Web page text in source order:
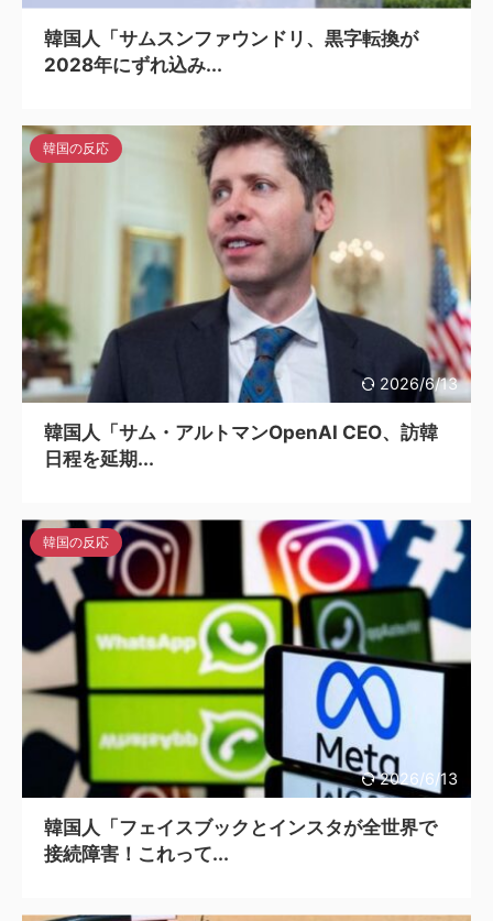
韓国人「サムスンファウンドリ、黒字転換が
2028年にずれ込み...
2026/6/13
韓国の反応
韓国人「サム・アルトマンOpenAI CEO、訪韓
日程を延期...
2026/6/13
韓国の反応
韓国人「フェイスブックとインスタが全世界で
接続障害！これって...